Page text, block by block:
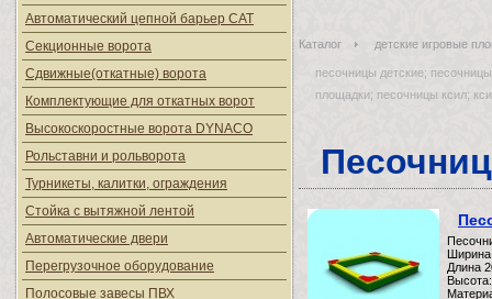
Автоматический цепной барьер CAT
Секционные ворота
Сдвижные(откатные) ворота
Комплектующие для откатных ворот
Высокоскоростные ворота DYNACO
Рольставни и рольворота
Турникеты, калитки, ограждения
Стойка с вытяжной лентой
Автоматические двери
Перегрузочное оборудование
Полосовые завесы ПВХ
Каталог детские игровые
песочницы детские;
площадки; песочницы ксил;
Длина